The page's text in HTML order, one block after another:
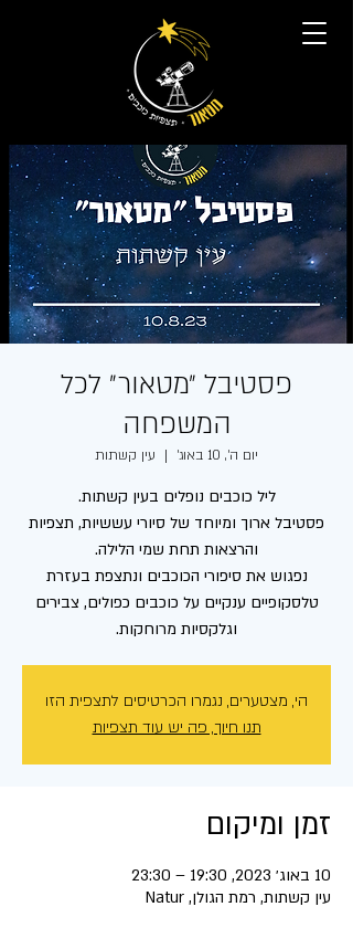
פסטיבל ״מטאור״ לכל
המשפחה
יום ה׳, 10 באוג׳
  |
עין קשתות
פסטיבל ארוך ומיוחד של סיורי עששיות, תצפיות
נפגוש את סיפורי הכוכבים ונתצפת בעזרת
טלסקופיים ענקיים על כוכבים כפולים, צבירים
וגלקסיות מרוחקות.
הי, מצטערים, נגמרו הכרטיסים לתצפית הזו
תנו חיוך, פה יש עוד תצפיות
זמן ומיקום
10 באוג׳ 2023, 19:30 – 23:30
עין קשתות, רמת הגולן, Natur